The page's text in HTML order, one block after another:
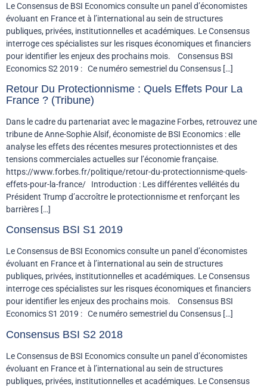
Le Consensus de BSI Economics consulte un panel d’économistes
évoluant en France et à l’international au sein de structures
publiques, privées, institutionnelles et académiques. Le Consensus
interroge ces spécialistes sur les risques économiques et financiers
pour identifier les enjeux des prochains mois. Consensus BSI
Economics S2 2019 : Ce numéro semestriel du Consensus […]
Retour Du Protectionnisme : Quels Effets Pour La
France ? (Tribune)
Dans le cadre du partenariat avec le magazine Forbes, retrouvez une
tribune de Anne-Sophie Alsif, économiste de BSI Economics : elle
analyse les effets des récentes mesures protectionnistes et des
tensions commerciales actuelles sur l’économie française.
https://www.forbes.fr/politique/retour-du-protectionnisme-quels-
effets-pour-la-france/ Introduction : Les différentes velléités du
Président Trump d’accroître le protectionnisme et renforçant les
barrières […]
Consensus BSI S1 2019
Le Consensus de BSI Economics consulte un panel d’économistes
évoluant en France et à l’international au sein de structures
publiques, privées, institutionnelles et académiques. Le Consensus
interroge ces spécialistes sur les risques économiques et financiers
pour identifier les enjeux des prochains mois. Consensus BSI
Economics S1 2019 : Ce numéro semestriel du Consensus […]
Consensus BSI S2 2018
Le Consensus de BSI Economics consulte un panel d’économistes
évoluant en France et à l’international au sein de structures
publiques, privées, institutionnelles et académiques. Le Consensus